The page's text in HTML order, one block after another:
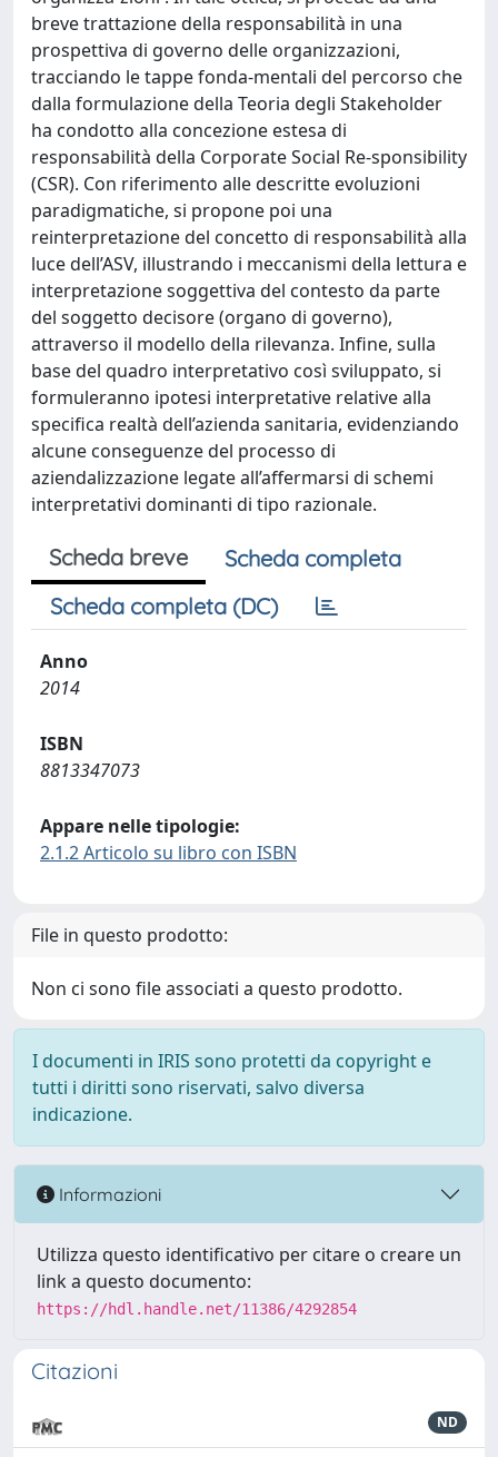
breve trattazione della responsabilità in una
prospettiva di governo delle organizzazioni,
tracciando le tappe fonda-mentali del percorso che
dalla formulazione della Teoria degli Stakeholder
ha condotto alla concezione estesa di
responsabilità della Corporate Social Re-sponsibility
(CSR). Con riferimento alle descritte evoluzioni
paradigmatiche, si propone poi una
reinterpretazione del concetto di responsabilità alla
luce dell’ASV, illustrando i meccanismi della lettura e
interpretazione soggettiva del contesto da parte
del soggetto decisore (organo di governo),
attraverso il modello della rilevanza. Infine, sulla
base del quadro interpretativo così sviluppato, si
formuleranno ipotesi interpretative relative alla
specifica realtà dell’azienda sanitaria, evidenziando
alcune conseguenze del processo di
aziendalizzazione legate all’affermarsi di schemi
interpretativi dominanti di tipo razionale.
Scheda breve
Scheda completa
Scheda completa (DC)
Anno
2014
ISBN
8813347073
Appare nelle tipologie:
2.1.2 Articolo su libro con ISBN
File in questo prodotto:
Non ci sono file associati a questo prodotto.
I documenti in IRIS sono protetti da copyright e
tutti i diritti sono riservati, salvo diversa
indicazione.
Informazioni
Utilizza questo identificativo per citare o creare un
link a questo documento:
https://hdl.handle.net/11386/4292854
Citazioni
ND